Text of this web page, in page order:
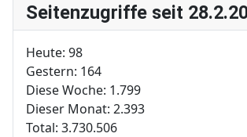
Seitenzugriffe seit
Heute: 98
Gestern: 164
Diese Woche: 1.799
Dieser Monat: 2.393
Total: 3.730.506